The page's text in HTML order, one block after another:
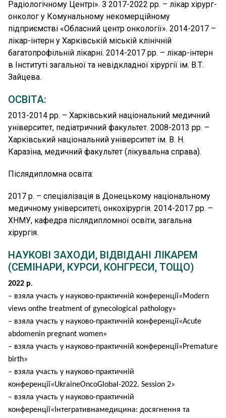
на перший погляд родимка може стати великою
загрозою для людини. Тому вчасна та професійна
консультація, діагностика, операція або малоінвазивна
хірургія злоякісних і доброякісних утворень молочної
залози або шкіри може врятувати життя. Анастасія
Сергіївна – хірург за покликанням. «Хірургія – це моя
любов з другого курсу інституту, коли вперше
потрапила в хірургічне відділення та операційну», –
зізнається лікар. Робота в «ЄРЦ» – значна частина
життя талановитого спеціаліста. Видатний британський
нейрохірург Генрі Марш вважав найбільшим
досягненням хірурга пацієнтів, які одужали й геть
забули про нього. Саме в цьому, на думку Анастасії
фахівця. Перемогами у власній професійній сфері
пацієнта після перенесеної хвороби, можливість стати
для нього другом. Однак робота онколога-мамолога,
онкохірурга потребує високої концентрації,
стресостійкості та постійного відновлення сил. І таке
місце сили для молодої лікарки – «ЄРЦ». Це дружня
команда однодумців, яка підтримує, надихає та надає
енергії для кожної нової операції.
Радіологічному Центрі». З 2017-2022 рр. – лікар хірург-
онколог у Комунальному некомерційному
підприємстві «Обласний центр онкології». 2014-2017 –
лікар-інтерн у Харківській міській клінічній
багатопрофільній лікарні. 2014-2017 рр. – лікар-інтерн
в Інституті загальної та невідкладної хірургії ім. В.Т.
Зайцева.
ОСВІТА:
2013-2014 рр. – Харківський національний медичний
університет, педіатричний факультет. 2008-2013 рр. –
Харківський національний університет ім. В. Н.
Каразіна, медичний факультет (лікувальна справа).
Післядипломна освіта:
2017 р. – спеціалізація в Донецькому національному
медичному університеті, онкохірургія. 2014-2017 рр. –
ХНМУ, кафедра післядипломної освіти, загальна
хірургія.
НАУКОВІ ЗАХОДИ, ВІДВІДАНІ ЛІКАРЕМ
(СЕМІНАРИ, КУРСИ, КОНГРЕСИ, ТОЩО)
2022 р.
– взяла участь у науково-практичній конференції«Modern
views onthe treatment of gynecological pathology»
– взяла участь у науково-практичній конференції«Acute
abdomenin pregnant women»
– взяла участь у науково-практичній конференції«Premature
birth»
– взяла участь у науково-практичній
конференції«UkraineOncoGlobal-2022. Session 2»
– взяла участь у науково-практичній
конференції«Інтегративнамедицина: досягнення та